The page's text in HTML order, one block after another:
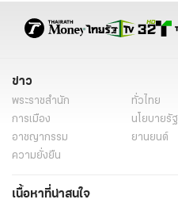
ข่าว
พระราชสำนัก ทั่วไทย
การเมือง
นโยบายรัฐ
อาชญากรรม
ยานยนต์
ความยั่งยืน
เนื้อหาที่น่าสนใจ